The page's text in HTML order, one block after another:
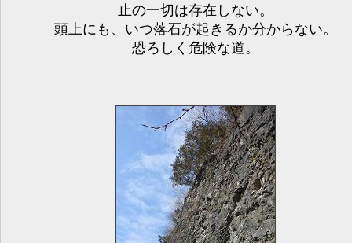
止の一切は存在しない。
頭上にも、いつ落石が起きるか分からない。
恐ろしく危険な道。